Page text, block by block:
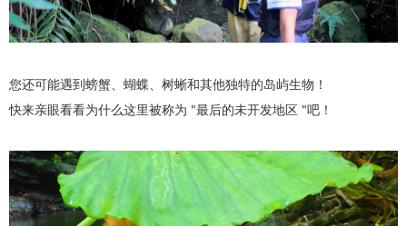
您还可能遇到螃蟹、蝴蝶、树蜥和其他独特的岛屿生物！
快来亲眼看看为什么这里被称为 "最后的未开发地区 "吧！